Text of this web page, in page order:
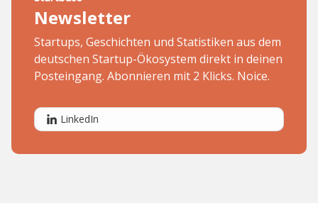
Newsletter
Startups, Geschichten und Statistiken aus dem
deutschen Startup-Ökosystem direkt in deinen
Posteingang. Abonnieren mit 2 Klicks. Noice.
LinkedIn